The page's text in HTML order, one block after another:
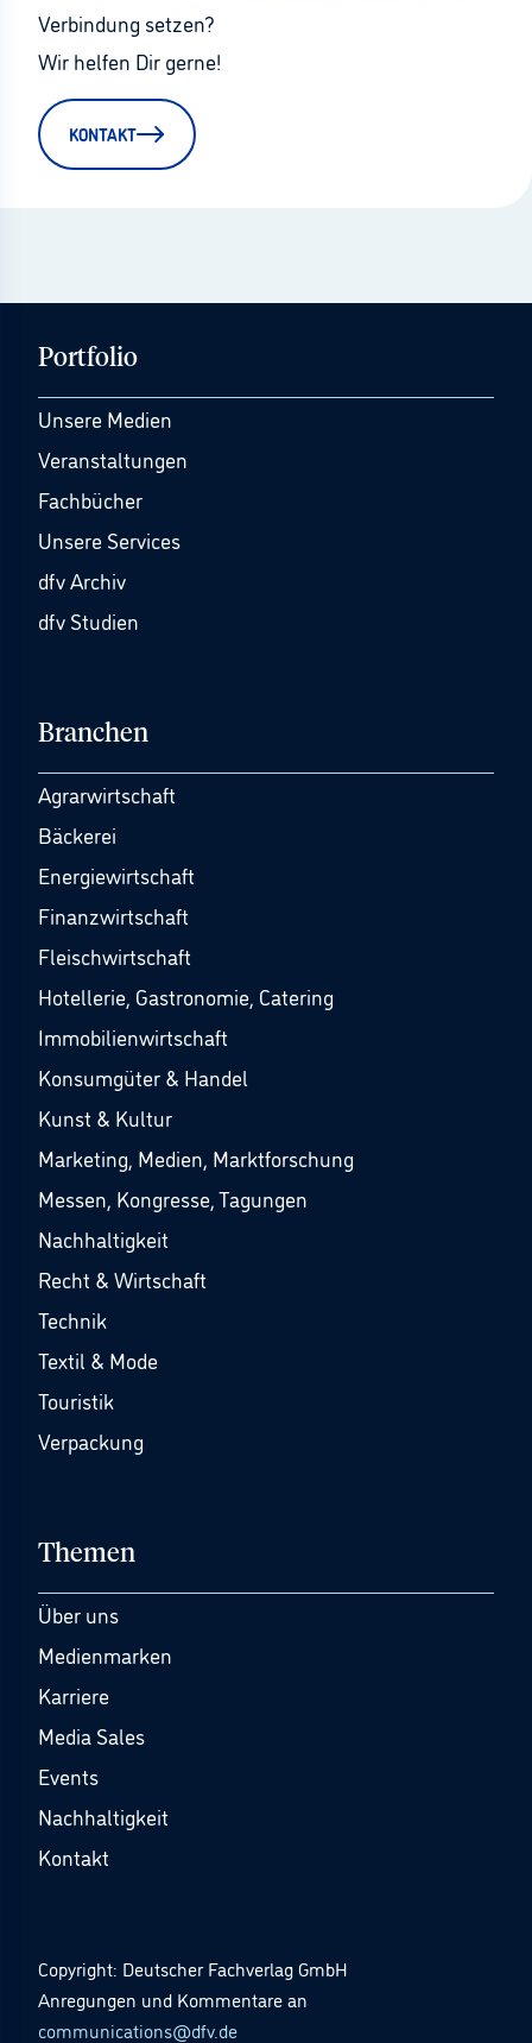
Verbindung setzen?
Wir helfen Dir gerne!
KONTAKT
Portfolio
Unsere Medien
Veranstaltungen
Fachbücher
Unsere Services
dfv Archiv
dfv Studien
Branchen
Agrarwirtschaft
Bäckerei
Energiewirtschaft
Finanzwirtschaft
Fleischwirtschaft
Hotellerie, Gastronomie, Catering
Immobilienwirtschaft
Konsumgüter & Handel
Kunst & Kultur
Marketing, Medien, Marktforschung
Messen, Kongresse, Tagungen
Nachhaltigkeit
Recht & Wirtschaft
Technik
Textil & Mode
Touristik
Verpackung
Themen
Über uns
Medienmarken
Karriere
Media Sales
Events
Nachhaltigkeit
Kontakt
Copyright: Deutscher Fachverlag GmbH
Anregungen und Kommentare an
communications@dfv.de